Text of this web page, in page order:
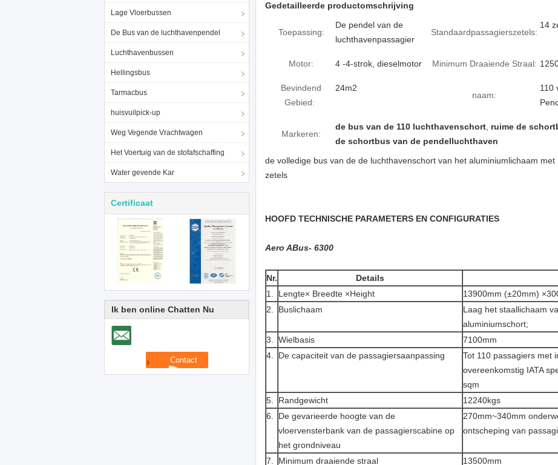
Lage Vloerbussen
De Bus van de luchthavenpendel
Luchthavenbussen
Hellingsbus
Tarmacbus
huisvuilpick-up
Weg Vegende Vrachtwagen
Het Voertuig van de stofafschaffing
Water gevende Kar
Certificaat
Ik ben online Chatten Nu
Gedetailleerde productomschrijving
Toepassing:
De pendel van de
luchthavenpassagier
Standaardpassagierszetels:
14
Motor: 4 -4-strok, dieselmotor Minimum Draaiende Straal:
Bevindend
Gebied:
24m2
naam:
110
Markeren:
de bus van de 110 luchthavenschort ruime de
de schortbus van de pendelluchthaven
de volledige bus van de de luchthavenschort van het aluminiumlichaam
zetels
HOOFD TECHNISCHE PARAMETERS EN CONFIGURATIES
Aero ABus- 6300
Nr. Details
1.
Lengte× Breedte ×Height
13900mm (±20mm)
2.
Buslichaam
Laag het staallichaam
aluminiumschort;
3.
Wielbasis
7100mm
4.
De capaciteit van de passagiersaanpassing
Tot 110 passagiers met
overeenkomstig IATA
sqm
5.
Randgewicht
12240kgs
6.
De gevarieerde hoogte van de
vloervensterbank van de passagierscabine op
het grondniveau
270mm~340mm
ontscheping van
7. Minimum draaiende straal
13500mm